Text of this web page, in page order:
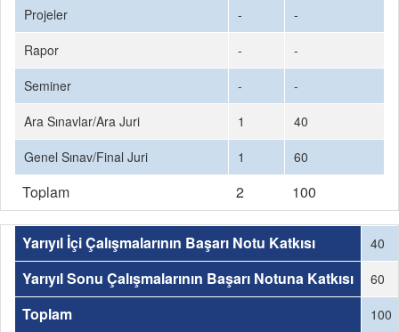
Projeler
-
-
Rapor
-
-
Seminer
-
-
Ara Sınavlar/Ara Juri
1
40
Genel Sınav/Final Juri
1 60
Toplam 2 100
Yarıyıl İçi Çalışmalarının Başarı Notu Katkısı 40
Yarıyıl Sonu Çalışmalarının Başarı Notuna Katkısı 60
Toplam 100